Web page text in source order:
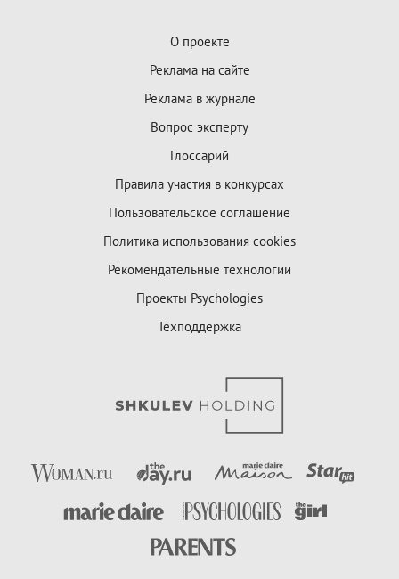
О проекте
Реклама на сайте
Реклама в журнале
Вопрос эксперту
Глоссарий
Правила участия в конкурсах
Пользовательское соглашение
Политика использования cookies
Рекомендательные технологии
Проекты Psychologies
Техподдержка